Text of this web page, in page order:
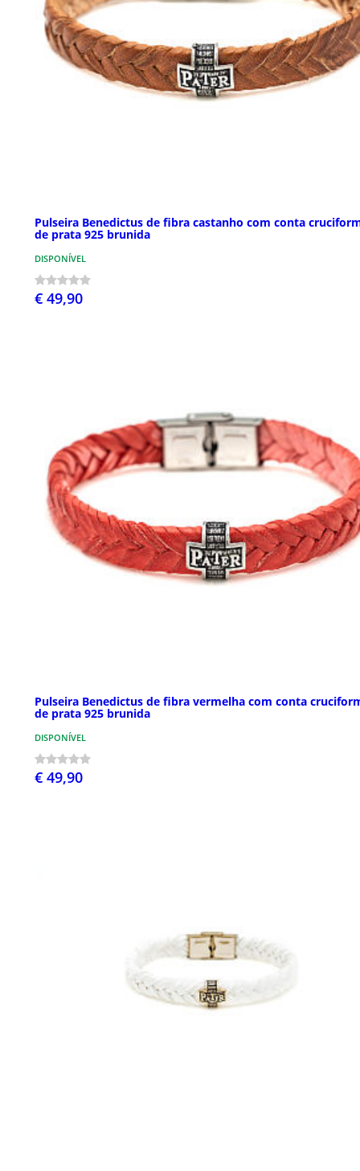
Pulseira Benedictus de fibra castanho com conta
de prata 925 brunida
DISPONÍVEL
€ 49,90
Pulseira Benedictus de fibra vermelha com conta
de prata 925 brunida
DISPONÍVEL
€ 49,90